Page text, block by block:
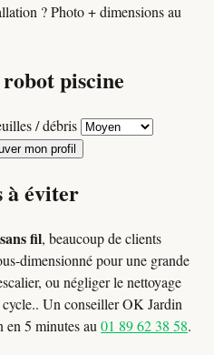
? Photo + dimensions au
piscine
/ débris
mon profil
à éviter
fil, beaucoup de clients
dimensionné pour une grande
ou négliger le nettoyage
Un conseiller OK Jardin
en 5 minutes au01 89 62 38 58.